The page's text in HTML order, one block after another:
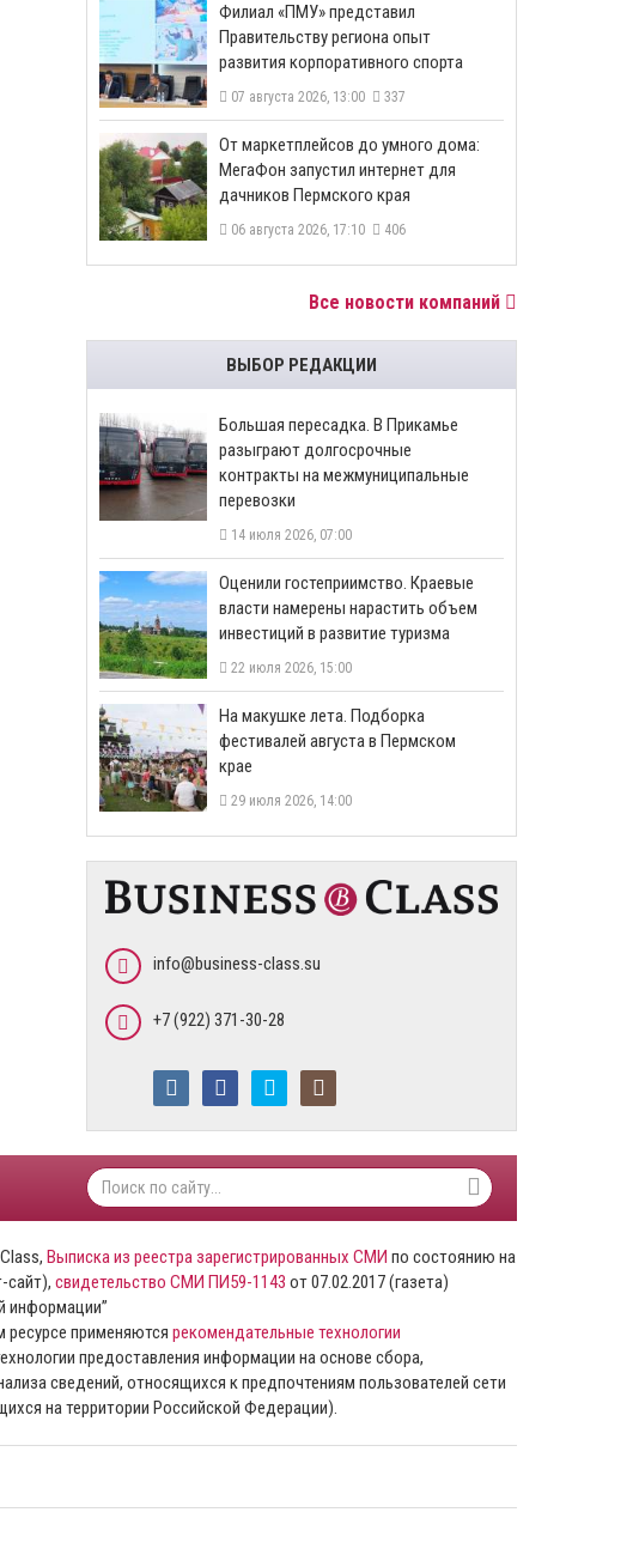
​Филиал «ПМУ» представил
Правительству региона опыт
развития корпоративного спорта
07 августа 2026, 13:00 337
От маркетплейсов до умного дома:
МегаФон запустил интернет для
дачников Пермского края
06 августа 2026, 17:10 406
Все новости компаний
ВЫБОР РЕДАКЦИИ
Большая пересадка. В Прикамье
разыграют долгосрочные
контракты на межмуниципальные
перевозки
14 июля 2026, 07:00
Оценили гостеприимство. Краевые
власти намерены нарастить объем
инвестиций в развитие туризма
22 июля 2026, 15:00
На макушке лета. Подборка
фестивалей августа в Пермском
крае
29 июля 2026, 14:00
info@business-class.su
+7 (922) 371-30-28
Выписка из реестра зарегистрированных СМИ по состоянию на
сайт), свидетельство СМИ ПИ59-1143 от 07.02.2017 (газета)
информации”
применяются рекомендательные технологии
предоставления информации на основе сбора,
сведений, относящихся к предпочтениям пользователей сети
на территории Российской Федерации).